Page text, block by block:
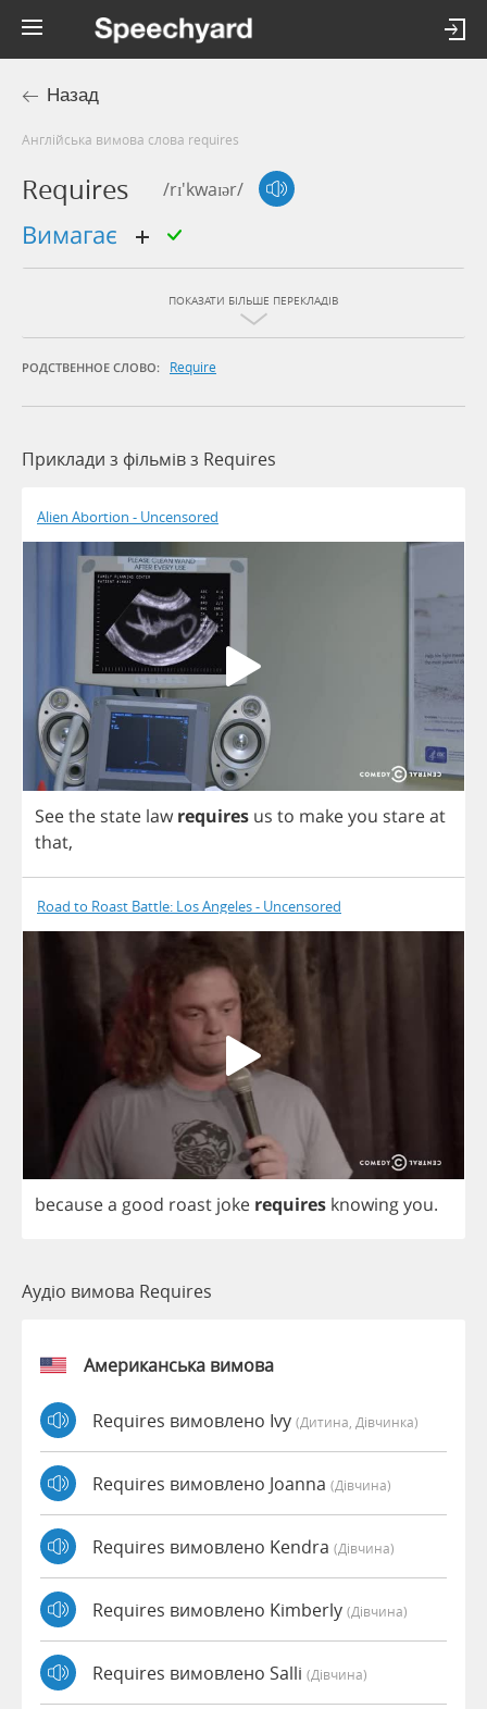
Назад
Англійська вимова слова requires
Requires /rɪ'kwaɪər/
вимагає
ПОКАЗАТИ БІЛЬШЕ ПЕРЕКЛАДІВ
РОДСТВЕННОЕ СЛОВО: Require
Приклади з фільмів з Requires
Alien Abortion - Uncensored
Seethe state law requires us to makeyou stareat
that,
Road to Roast Battle: Los Angeles - Uncensored
becausea good roast joke requires knowingyou.
Аудіо вимова Requires
Американська вимова
Requires вимовлено Ivy (дитина, Дівчинка)
Requires вимовлено Joanna (дівчина)
Requires вимовлено Kendra (дівчина)
Requires вимовлено Kimberly (дівчина)
Requires вимовлено Salli (дівчина)